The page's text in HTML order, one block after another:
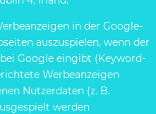
in der Google-
auszuspielen, wenn der
Google eingibt (Keyword-
Werbeanzeigen
Nutzerdaten (z. B.
werden